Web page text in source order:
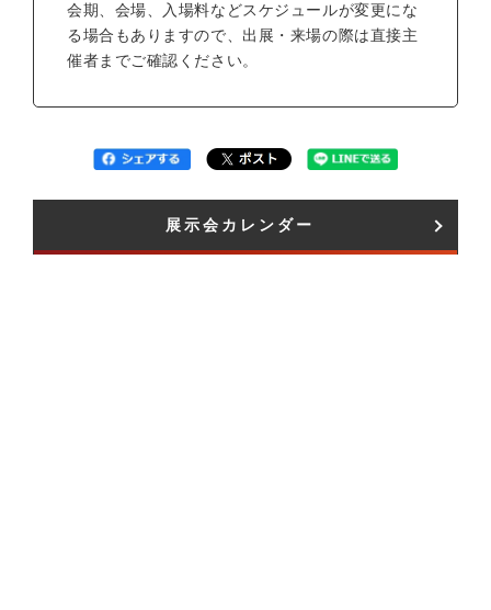
会期、会場、入場料などスケジュールが変更にな
る場合もありますので、出展・来場の際は直接主
催者までご確認ください。
展示会カレンダー​